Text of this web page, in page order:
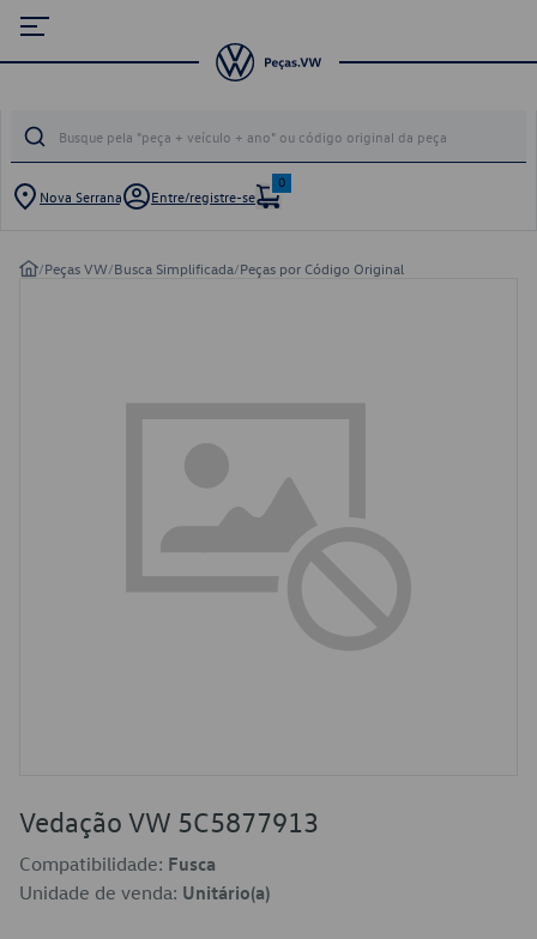
Nova Serrana Entre/registre-se
0
/Peças VW/Busca Simplificada/Peças por Código Original
Vedação VW 5C5877913
Compatibilidade: Fusca
Unidade de venda: Unitário(a)